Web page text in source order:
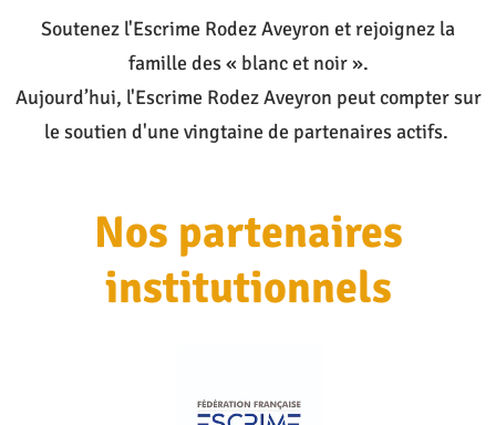
Soutenez l'Escrime Rodez Aveyron et rejoignez la
famille des « blanc et noir ».
Aujourd’hui, l'Escrime Rodez Aveyron peut compter sur
le soutien d'une vingtaine de partenaires actifs.
Nos partenaires
institutionnels